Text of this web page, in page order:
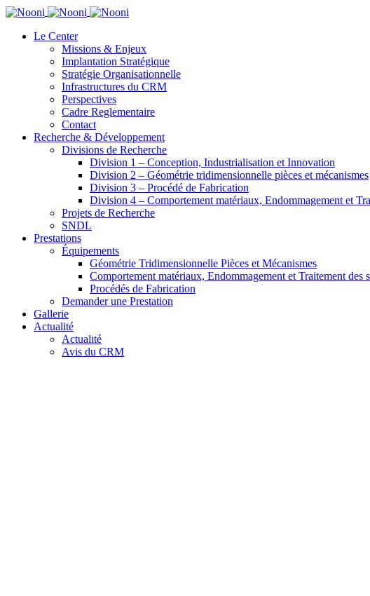
Le Center
Missions & Enjeux
Implantation Stratégique
Stratégie Organisationnelle
Infrastructures du CRM
Perspectives
Cadre Reglementaire
Contact
Recherche & Développement
Divisions de Recherche
Division 1 – Conception, Industrialisation et Innovation
Division 2 – Géométrie tridimensionnelle pièces et mécanismes
Division 3 – Procédé de Fabrication
Division 4 – Comportement matériaux, Endommagement et
Projets de Recherche
SNDL
Prestations
Équipements
Géométrie Tridimensionnelle Pièces et Mécanismes
Comportement matériaux, Endommagement et Traitement des
Procédés de Fabrication
Demander une Prestation
Gallerie
Actualité
Actualité
Avis du CRM
Actualité